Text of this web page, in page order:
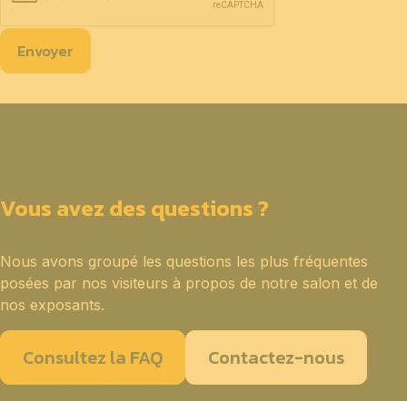
Envoyer
Vous avez des questions ?
Nous avons groupé les questions les plus fréquentes
posées par nos visiteurs à propos de notre salon et de
nos exposants.
Consultez la FAQ Contactez-nous